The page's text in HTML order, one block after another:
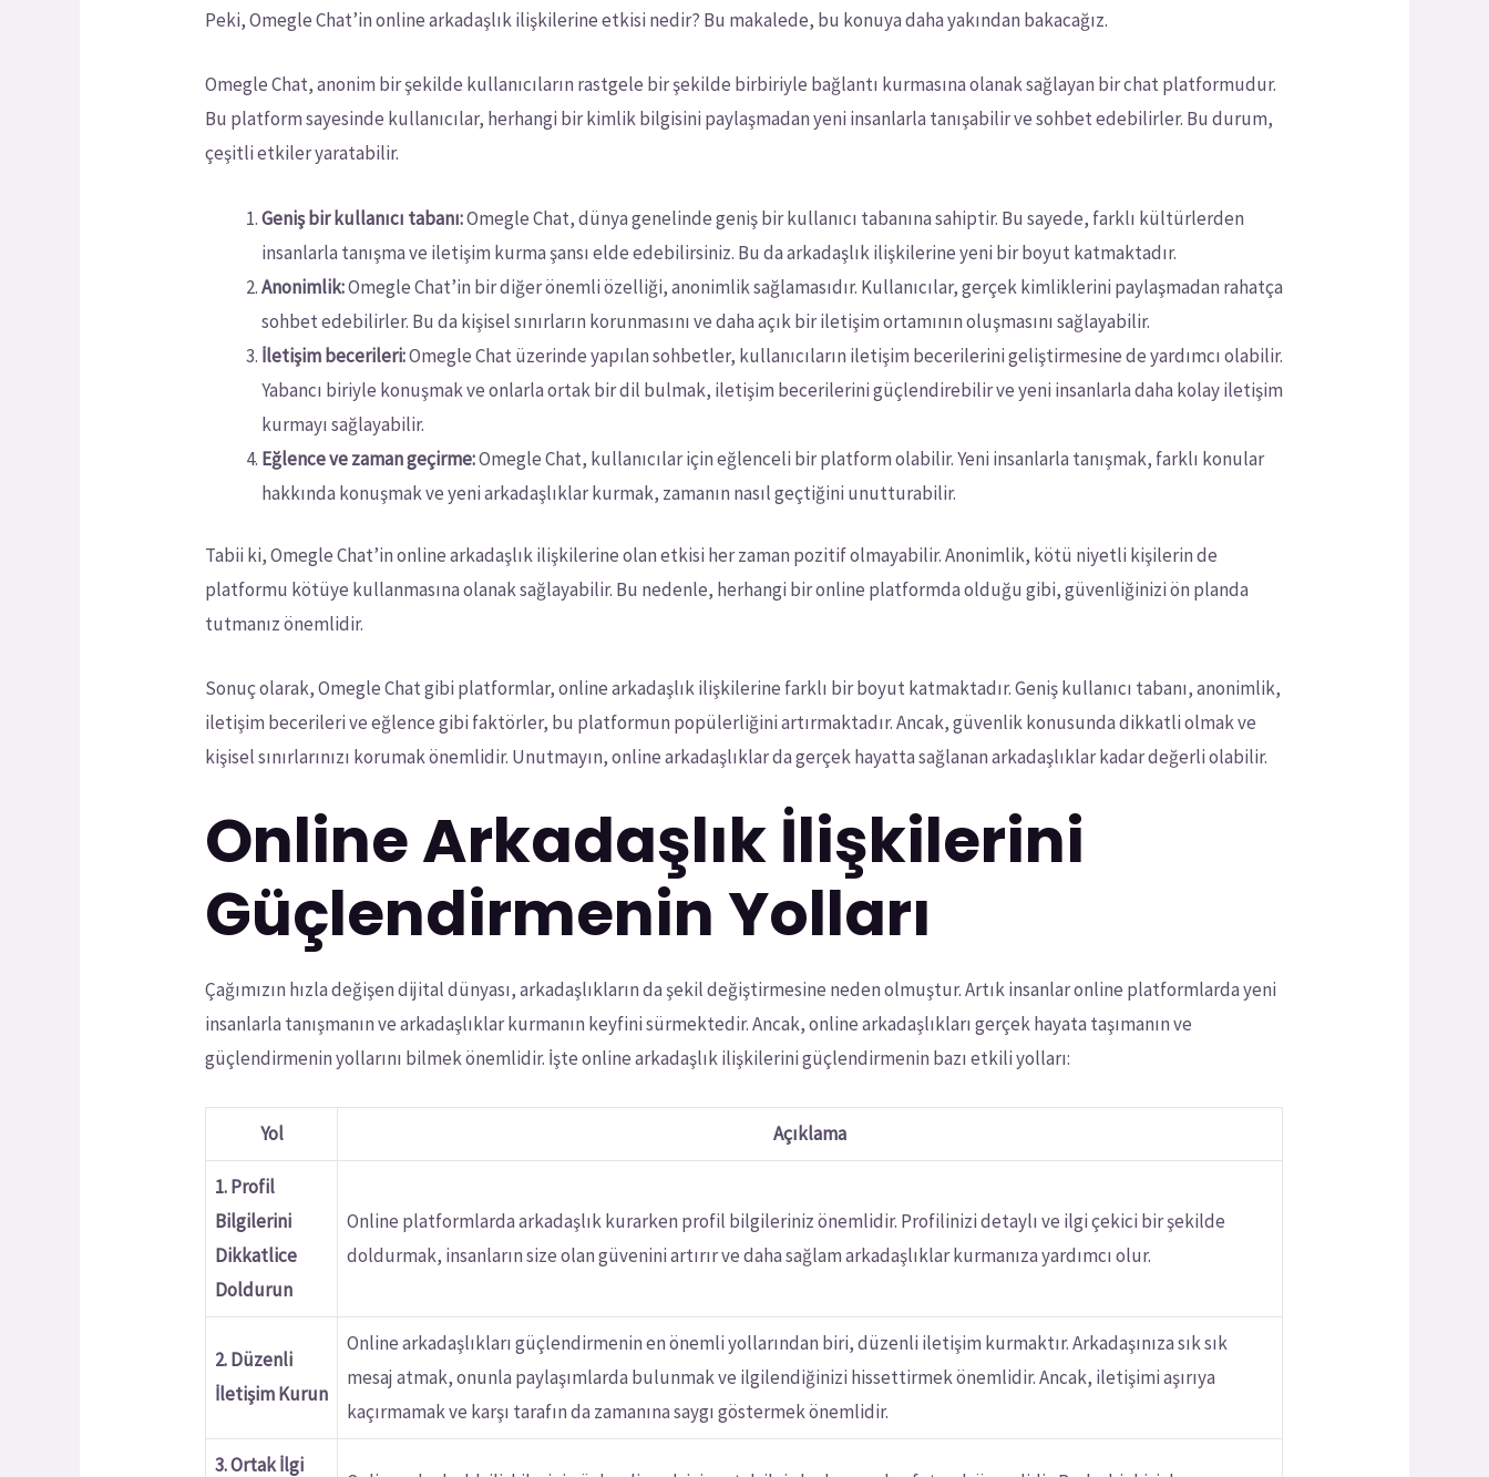
Peki, Omegle Chat’in online arkadaşlık ilişkilerine etkisi nedir? Bu makalede, bu konuya daha yakından bakacağız.
Omegle Chat, anonim bir şekilde kullanıcıların rastgele bir şekilde birbiriyle bağlantı kurmasına olanak sağlayan bir chat platformudur.
Bu platform sayesinde kullanıcılar, herhangi bir kimlik bilgisini paylaşmadan yeni insanlarla tanışabilir ve sohbet edebilirler. Bu durum,
çeşitli etkiler yaratabilir.
Geniş bir kullanıcı tabanı:Omegle Chat, dünya genelinde geniş bir kullanıcı tabanına sahiptir. Bu sayede, farklı kültürlerden
insanlarla tanışma ve iletişim kurma şansı elde edebilirsiniz. Bu da arkadaşlık ilişkilerine yeni bir boyut katmaktadır.
Anonimlik:Omegle Chat’in bir diğer önemli özelliği, anonimlik sağlamasıdır. Kullanıcılar, gerçek kimliklerini paylaşmadan rahatça
sohbet edebilirler. Bu da kişisel sınırların korunmasını ve daha açık bir iletişim ortamının oluşmasını sağlayabilir.
İletişim becerileri:Omegle Chat üzerinde yapılan sohbetler, kullanıcıların iletişim becerilerini geliştirmesine de yardımcı olabilir.
Yabancı biriyle konuşmak ve onlarla ortak bir dil bulmak, iletişim becerilerini güçlendirebilir ve yeni insanlarla daha kolay iletişim
kurmayı sağlayabilir.
Eğlence ve zaman geçirme:Omegle Chat, kullanıcılar için eğlenceli bir platform olabilir. Yeni insanlarla tanışmak, farklı konular
hakkında konuşmak ve yeni arkadaşlıklar kurmak, zamanın nasıl geçtiğini unutturabilir.
Tabii ki, Omegle Chat’in online arkadaşlık ilişkilerine olan etkisi her zaman pozitif olmayabilir. Anonimlik, kötü niyetli kişilerin de
platformu kötüye kullanmasına olanak sağlayabilir. Bu nedenle, herhangi bir online platformda olduğu gibi, güvenliğinizi ön planda
tutmanız önemlidir.
Sonuç olarak, Omegle Chat gibi platformlar, online arkadaşlık ilişkilerine farklı bir boyut katmaktadır. Geniş kullanıcı tabanı, anonimlik,
iletişim becerileri ve eğlence gibi faktörler, bu platformun popülerliğini artırmaktadır. Ancak, güvenlik konusunda dikkatli olmak ve
kişisel sınırlarınızı korumak önemlidir. Unutmayın, online arkadaşlıklar da gerçek hayatta sağlanan arkadaşlıklar kadar değerli olabilir.
Online Arkadaşlık İlişkilerini
Güçlendirmenin Yolları
Çağımızın hızla değişen dijital dünyası, arkadaşlıkların da şekil değiştirmesine neden olmuştur. Artık insanlar online platformlarda yeni
insanlarla tanışmanın ve arkadaşlıklar kurmanın keyfini sürmektedir. Ancak, online arkadaşlıkları gerçek hayata taşımanın ve
güçlendirmenin yollarını bilmek önemlidir. İşte online arkadaşlık ilişkilerini güçlendirmenin bazı etkili yolları:
Yol Açıklama
1. Profil
Bilgilerini
Dikkatlice
Doldurun
Online platformlarda arkadaşlık kurarken profil bilgileriniz önemlidir. Profilinizi detaylı ve ilgi çekici bir şekilde
doldurmak, insanların size olan güvenini artırır ve daha sağlam arkadaşlıklar kurmanıza yardımcı olur.
2. Düzenli
İletişim Kurun
Online arkadaşlıkları güçlendirmenin en önemli yollarından biri, düzenli iletişim kurmaktır. Arkadaşınıza sık sık
mesaj atmak, onunla paylaşımlarda bulunmak ve ilgilendiğinizi hissettirmek önemlidir. Ancak, iletişimi aşırıya
kaçırmamak ve karşı tarafın da zamanına saygı göstermek önemlidir.
3. Ortak İlgi